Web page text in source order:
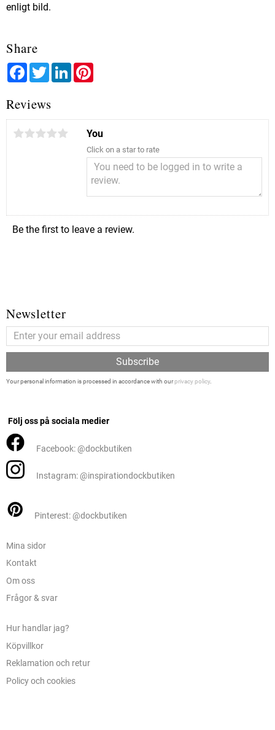
enligt bild.
Share
FacebookTwitterLinkedIn
Reviews
You
Click on a star to rate
Be the first to leave a review.
Newsletter
Subscribe
Your personal information is processed in accordance with ourprivacy policy.
Följ oss på sociala medier
Facebook: @dockbutiken
Instagram: @inspirationdockbutiken
Pinterest: @dockbutiken
Mina sidor
Kontakt
Om oss
Frågor & svar
Hur handlar jag?
Köpvillkor
Reklamation och retur
Policy och cookies